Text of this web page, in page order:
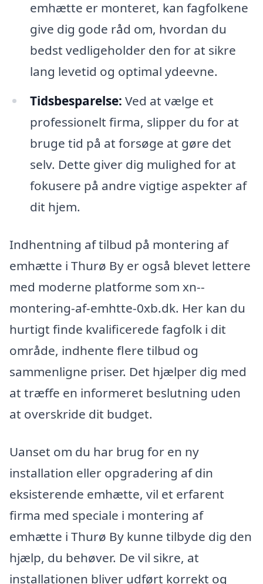
emhætte er monteret, kan fagfolkene
give dig gode råd om, hvordan du
bedst vedligeholder den for at sikre
lang levetid og optimal ydeevne.
Tidsbesparelse: Ved at vælge et
professionelt firma, slipper du for at
bruge tid på at forsøge at gøre det
selv. Dette giver dig mulighed for at
fokusere på andre vigtige aspekter af
dit hjem.
Indhentning af tilbud på montering af
emhætte i Thurø By er også blevet lettere
med moderne platforme som xn--
montering-af-emhtte-0xb.dk. Her kan du
hurtigt finde kvalificerede fagfolk i dit
område, indhente flere tilbud og
sammenligne priser. Det hjælper dig med
at træffe en informeret beslutning uden
at overskride dit budget.
Uanset om du har brug for en ny
installation eller opgradering af din
eksisterende emhætte, vil et erfarent
firma med speciale i montering af
emhætte i Thurø By kunne tilbyde dig den
hjælp, du behøver. De vil sikre, at
installationen bliver udført korrekt og